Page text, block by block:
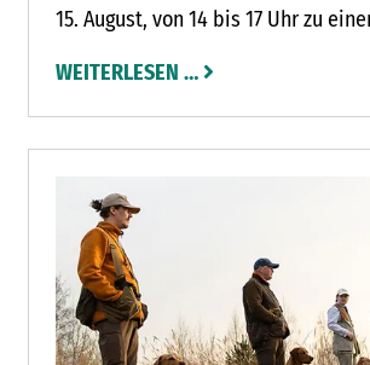
15. August, von 14 bis 17 Uhr zu
27 ein.
WEITERLESEN …